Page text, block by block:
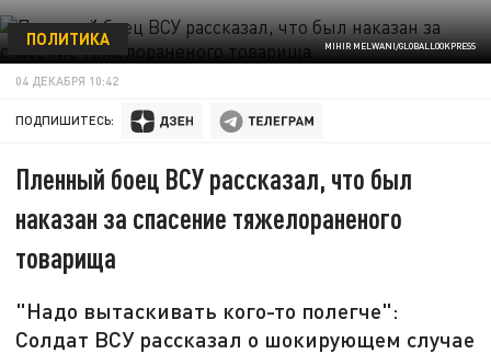
MIHIR MELWANI/GLOBALLOOKPRESS
ПОЛИТИКА
04 ДЕКАБРЯ 10:42
ПОДПИШИТЕСЬ:
Пленный боец ВСУ рассказал, что был
наказан за спасение тяжелораненого
товарища
"Надо вытаскивать кого-то полегче":
Солдат ВСУ рассказал о шокирующем случае